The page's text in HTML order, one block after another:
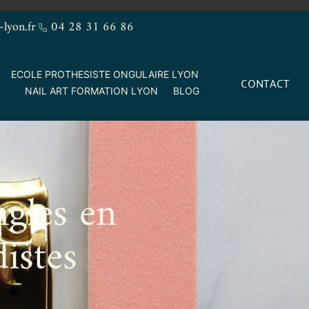
lyon.fr 04 28 31 66 86
ECOLE PROTHESISTE ONGULAIRE LYON
NAIL ART FORMATION LYON
BLOG CONTACT
en